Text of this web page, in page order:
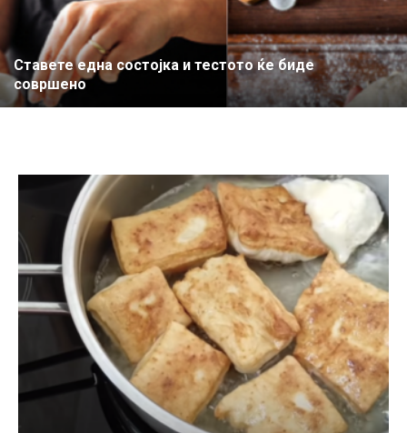
Ставете една состојка и тестото ќе биде
совршено